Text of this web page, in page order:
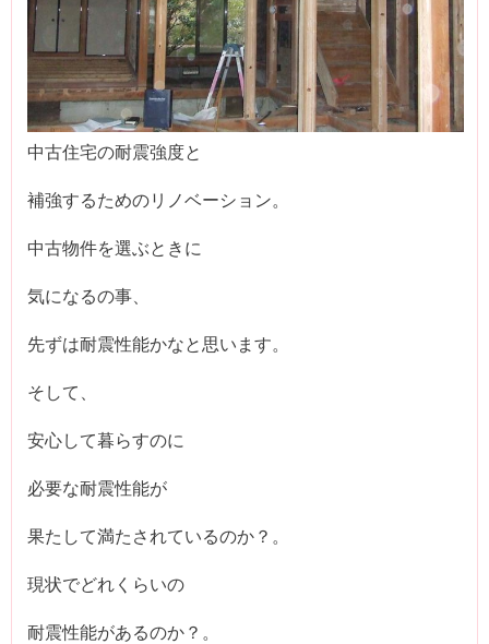
中古住宅の耐震強度と
補強するためのリノベーション。
中古物件を選ぶときに
気になるの事、
先ずは耐震性能かなと思います。
そして、
安心して暮らすのに
必要な耐震性能が
果たして満たされているのか？。
現状でどれくらいの
耐震性能があるのか？。